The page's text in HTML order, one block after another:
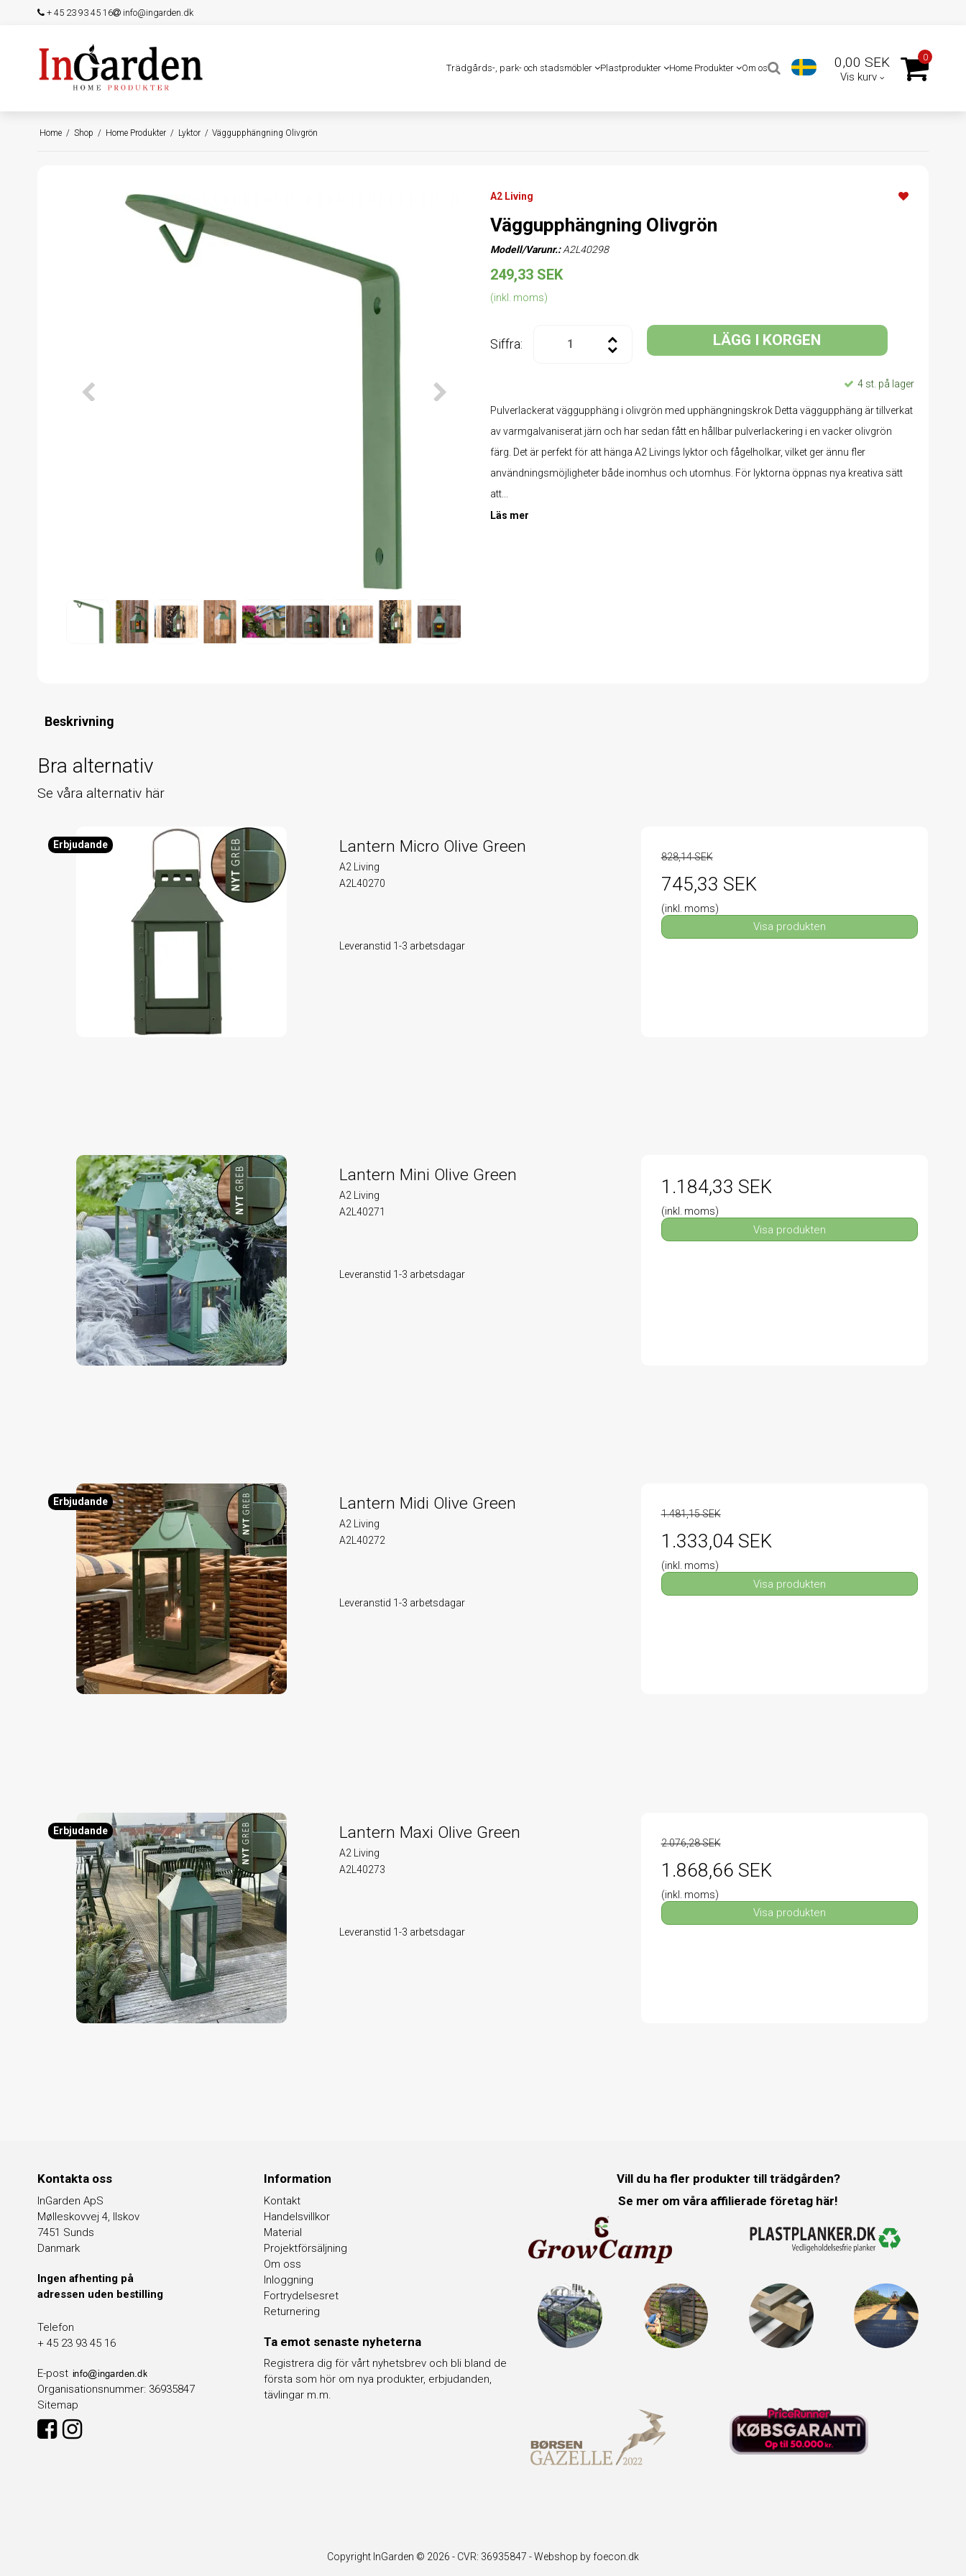
+ 45 23 93 45 16 info@ingarden.dk
Trädgårds-, park- och stadsmöbler Plastprodukter Home Produkter Om os 0,00 SEK
Vis kurv
0
Home / Shop / Home Produkter / Lyktor / Väggupphängning Olivgrön
A2 Living
Väggupphängning Olivgrön
Modell/Varunr.: A2L40298
249,33 SEK
(inkl. moms)
Siffra: LÄGG I KORGEN
4 st. på lager
Pulverlackerat väggupphäng i olivgrön med upphängningskrok Detta väggupphäng är tillverkat
av varmgalvaniserat järn och har sedan fått en hållbar pulverlackering i en vacker olivgrön
färg. Det är perfekt för att hänga A2 Livings lyktor och fågelholkar, vilket ger ännu fler
användningsmöjligheter både inomhus och utomhus. För lyktorna öppnas nya kreativa sätt
att...
Läs mer
Beskrivning
Bra alternativ
Se våra alternativ här
Erbjudande Lantern Micro Olive Green
A2 Living
A2L40270
Leveranstid 1-3 arbetsdagar
828,14 SEK
745,33 SEK
(inkl. moms)
Visa produkten
Lantern Mini Olive Green
A2 Living
A2L40271
Leveranstid 1-3 arbetsdagar
1.184,33 SEK
(inkl. moms)
Visa produkten
Erbjudande Lantern Midi Olive Green
A2 Living
A2L40272
Leveranstid 1-3 arbetsdagar
1.481,15 SEK
1.333,04 SEK
(inkl. moms)
Visa produkten
Erbjudande Lantern Maxi Olive Green
A2 Living
A2L40273
Leveranstid 1-3 arbetsdagar
2.076,28 SEK
1.868,66 SEK
(inkl. moms)
Visa produkten
Kontakta oss
InGarden ApS
Mølleskovvej 4, Ilskov
7451 Sunds
Danmark
Ingen afhenting på
adressen uden bestilling
Telefon
+ 45 23 93 45 16
E-post
Organisationsnummer: 36935847
Sitemap
Information
Kontakt
Handelsvillkor
Material
Projektförsäljning
Om oss
Inloggning
Fortrydelsesret
Returnering
Ta emot senaste nyheterna
Registrera dig för vårt nyhetsbrev och bli bland de
första som hör om nya produkter, erbjudanden,
tävlingar m.m.
Vill du ha fler produkter till trädgården?
Se mer om våra affilierade företag här!
Copyright InGarden © 2026 - CVR: 36935847 -Webshop by foecon.dk